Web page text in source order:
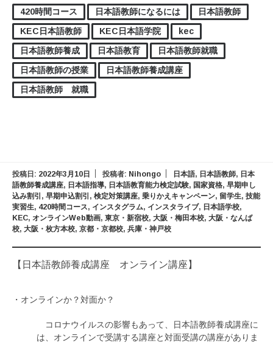
420時間コース 日本語教師になるには
日本語教師
KEC日本語教師
KEC日本語学院
kec
日本語教師養成
日本語教育
日本語教師就職
日本語教師の授業
日本語教師養成講座
日本語教師 就職
投稿日: 2022年3月10日 投稿者: Nihongo 日本語, 日本語教師, 日本
語教師養成講座, 日本語指導, 日本語教育能力検定試験, 国家資格, 早期申し
込み割引 , 早期申込割引 , 検定対策講座, 乗りかえキャンペーン, 留学生, 技能
実習生, 420時間コース, インスタグラム, インスタライブ, 日本語学校,
KEC, オンラインWeb動画, 東京・新宿校, 大阪・梅田本校, 大阪・なんば
校, 大阪・枚方本校, 京都・京都校, 兵庫・神戸校
【日本語教師養成講座 オンライン講座】
・オンラインか？対面か？
コロナウイルスの影響もあって、日本語教師養成講座に
は、オンラインで受講する講座と対面受講の講座がありま